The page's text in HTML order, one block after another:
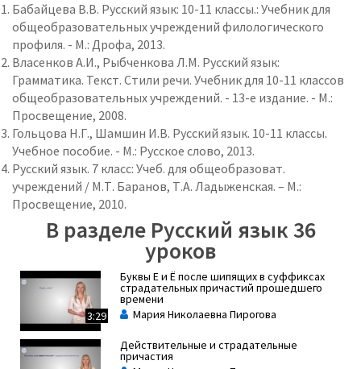
Бабайцева В.В. Русский язык: 10-11 классы.: Учебник для
общеобразовательных учреждений филологического
профиля. - М.: Дрофа, 2013.
Власенков А.И., Рыбченкова Л.М. Русский язык:
Грамматика. Текст. Стили речи. Учебник для 10-11 классов
общеобразовательных учреждений. - 13-е издание. - М.:
Просвещение, 2008.
Гольцова Н.Г., Шамшин И.В. Русский язык. 10-11 классы.
Учебное пособие. - М.: Русское слово, 2013.
Русский язык. 7 класс: Учеб. для общеобразоват.
учреждений / М.Т. Баранов, Т.А. Ладыженская. – М.:
Просвещение, 2010.
В разделе Русский язык 36
уроков
3:29
Буквы Е и Ё после шипящих в суффиксах
страдательных причастий прошедшего
времени
Мария Николаевна Пирогова
Действительные и страдательные
причастия